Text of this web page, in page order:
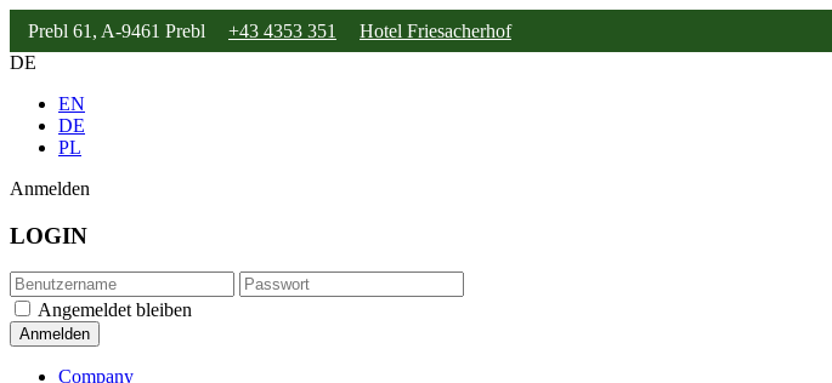
Prebl 61, A-9461 Prebl +43 4353 351
Hotel Friesacherhof
DE
EN
DE
PL
Anmelden
LOGIN
Angemeldet bleiben
Company